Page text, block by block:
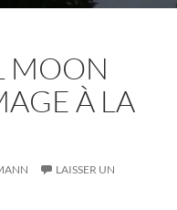
MOON
À LA
LAISSER UN